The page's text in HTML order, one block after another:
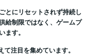
とにリセットされず持続し
給制限ではなく、ゲームプ
ます。
注目を集めています。